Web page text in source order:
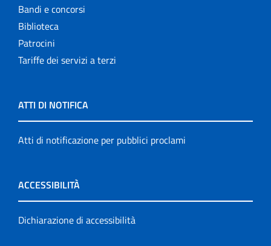
Bandi e concorsi
Biblioteca
Patrocini
Tariffe dei servizi a terzi
ATTI DI NOTIFICA
Atti di notificazione per pubblici proclami
ACCESSIBILITÀ
Dichiarazione di accessibilità